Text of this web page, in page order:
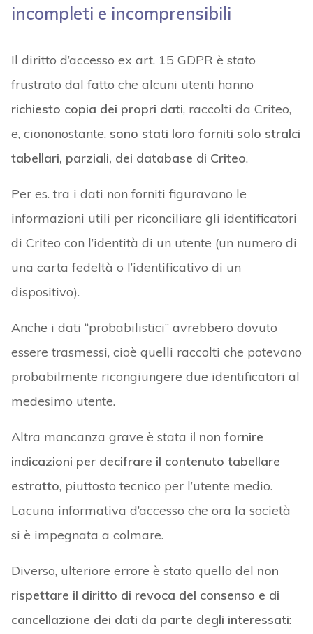
incompleti e incomprensibili
Il diritto d’accesso ex art. 15 GDPR è stato
frustrato dal fatto che alcuni utenti hanno
richiesto copia dei propri dati, raccolti da Criteo,
e, ciononostante, sono stati loro forniti solo stralci
tabellari, parziali, dei database di Criteo.
Per es. tra i dati non forniti figuravano le
informazioni utili per riconciliare gli identificatori
di Criteo con l’identità di un utente (un numero di
una carta fedeltà o l’identificativo di un
dispositivo).
Anche i dati “probabilistici” avrebbero dovuto
essere trasmessi, cioè quelli raccolti che potevano
probabilmente ricongiungere due identificatori al
medesimo utente.
Altra mancanza grave è stata il non fornire
indicazioni per decifrare il contenuto tabellare
estratto, piuttosto tecnico per l’utente medio.
Lacuna informativa d’accesso che ora la società
si è impegnata a colmare.
Diverso, ulteriore errore è stato quello del non
rispettare il diritto di revoca del consenso e di
cancellazione dei dati da parte degli interessati: